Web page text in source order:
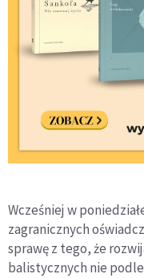
Wcześniej w
zagranicznych
sprawę z tego, że
balistycznych nie